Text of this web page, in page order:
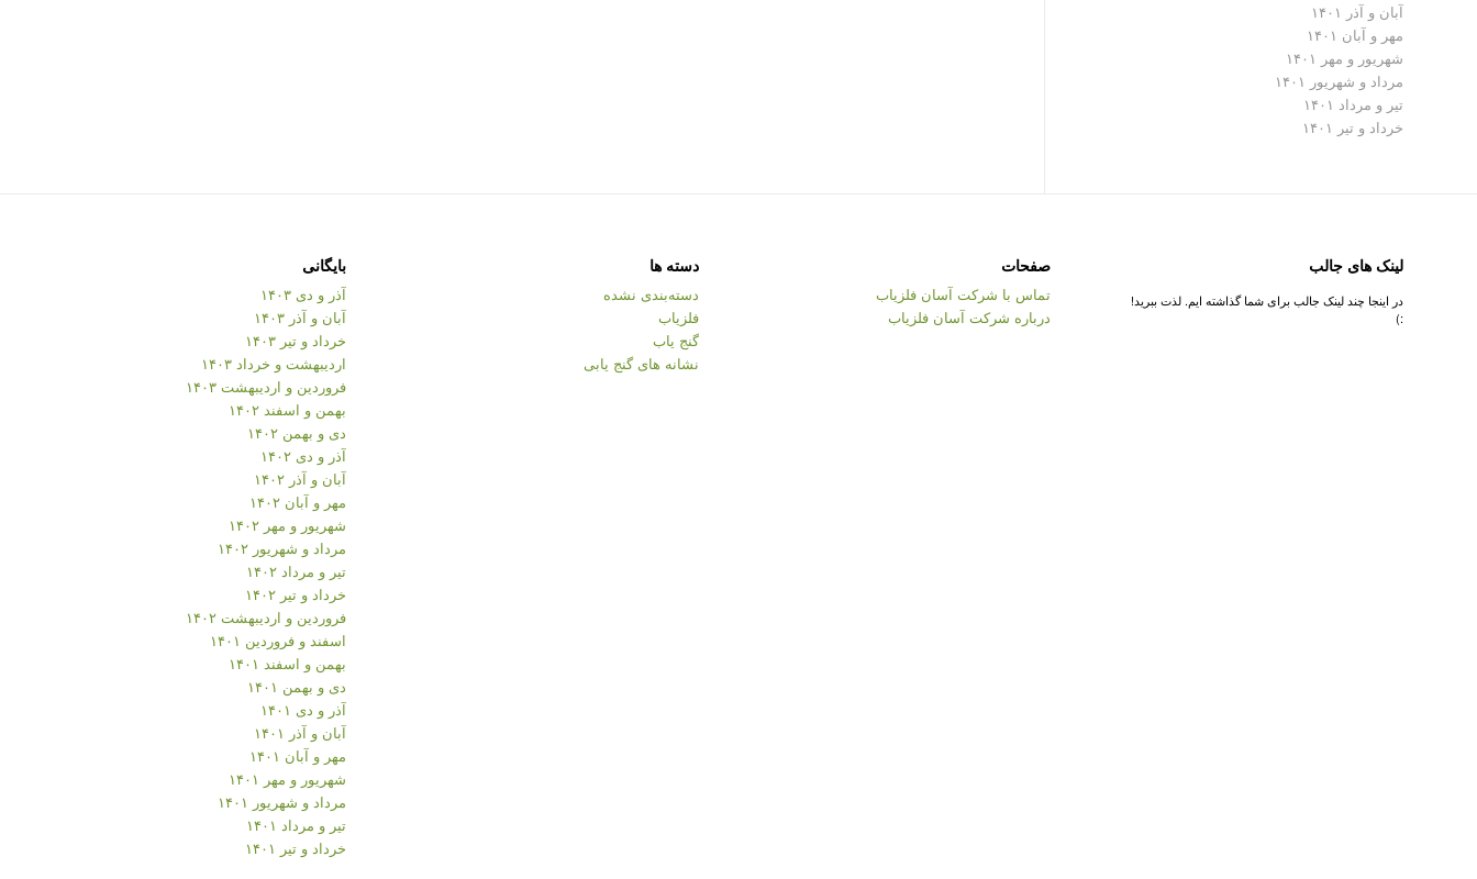
آبان و آذر ۱۴۰۱
مهر و آبان ۱۴۰۱
شهریور و مهر ۱۴۰۱
مرداد و شهریور ۱۴۰۱
تیر و مرداد ۱۴۰۱
خرداد و تیر ۱۴۰۱
لینک های جالب
در اینجا چند لینک جالب برای شما گذاشته ایم. لذت ببرید!
:)
صفحات
تماس با شرکت آسان فلزیاب
درباره شرکت آسان فلزیاب
دسته ها
دسته‌بندی نشده
فلزیاب
گنج یاب
نشانه های گنج یابی
بایگانی
آذر و دی ۱۴۰۳
آبان و آذر ۱۴۰۳
خرداد و تیر ۱۴۰۳
اردیبهشت و خرداد ۱۴۰۳
فروردین و اردیبهشت ۱۴۰۳
بهمن و اسفند ۱۴۰۲
دی و بهمن ۱۴۰۲
آذر و دی ۱۴۰۲
آبان و آذر ۱۴۰۲
مهر و آبان ۱۴۰۲
شهریور و مهر ۱۴۰۲
مرداد و شهریور ۱۴۰۲
تیر و مرداد ۱۴۰۲
خرداد و تیر ۱۴۰۲
فروردین و اردیبهشت ۱۴۰۲
اسفند و فروردین ۱۴۰۱
بهمن و اسفند ۱۴۰۱
دی و بهمن ۱۴۰۱
آذر و دی ۱۴۰۱
آبان و آذر ۱۴۰۱
مهر و آبان ۱۴۰۱
شهریور و مهر ۱۴۰۱
مرداد و شهریور ۱۴۰۱
تیر و مرداد ۱۴۰۱
خرداد و تیر ۱۴۰۱